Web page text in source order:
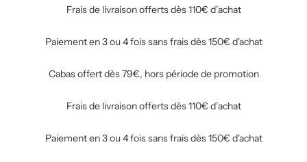
Frais de livraison offerts dès 110€ d’achat
Paiement en 3 ou 4 fois sans frais dès 150€ d'achat
Cabas offert dès 79€, hors période de promotion
Frais de livraison offerts dès 110€ d’achat
Paiement en 3 ou 4 fois sans frais dès 150€ d'achat